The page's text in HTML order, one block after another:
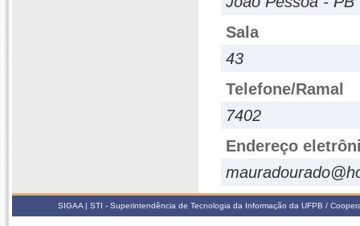
Sala
43
Telefone/Ramal
7402
Endereço
SIGAA | STI - Superintendência de Tecnologia da Informação da UFPB /